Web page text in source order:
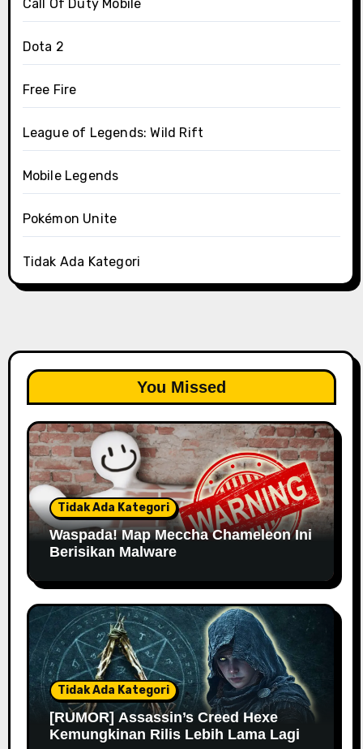
Call Of Duty Mobile
Dota 2
Free Fire
League of Legends: Wild Rift
Mobile Legends
Pokémon Unite
Tidak Ada Kategori
You Missed
Tidak Ada Kategori
Waspada! Map Meccha Chameleon Ini
Berisikan Malware
Tidak Ada Kategori
[RUMOR] Assassin’s Creed Hexe
Kemungkinan Rilis Lebih Lama Lagi